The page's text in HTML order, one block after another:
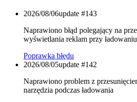
2026/08/06update #143
Naprawiono błąd polegający na
wyświetlania reklam przy
Poprawka błędu
2026/08/05update #142
Naprawiono problem z
narzędzia podczas ładowania